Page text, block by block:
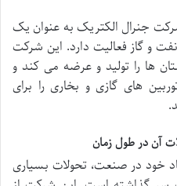
جنرال الکتریک به عنوان یک
و گاز فعالیت دارد. این شرکت
ها را تولید و عرضه می کند و
های گازی و بخاری را برای
آن در طول زمان
خود در صنعت، تحولات بسیاری